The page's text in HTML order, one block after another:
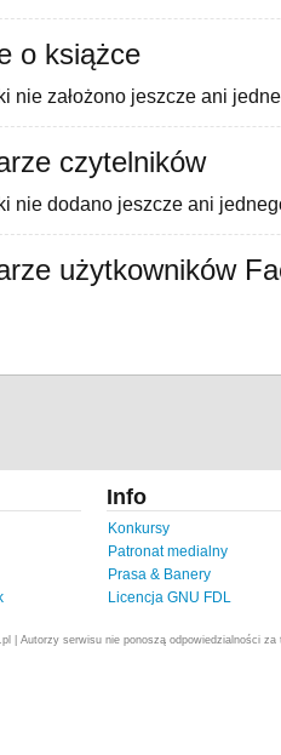
o książce
nie założono jeszcze ani
czytelników
nie dodano jeszcze ani
użytkowników
Info
Konkursy
Patronat medialny
Prasa & Banery
Licencja GNU FDL
| Autorzy serwisu nie ponoszą odpowiedzialności